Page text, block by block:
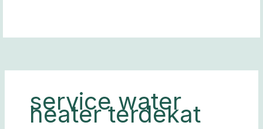
service water
heater terdekat